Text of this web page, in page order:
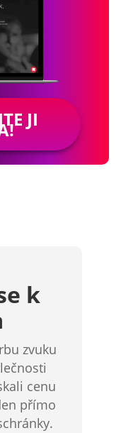
JI
k
zvuku
cenu
přímo